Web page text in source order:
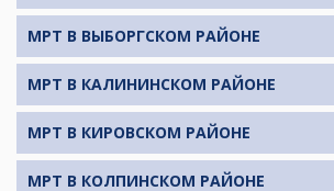
МРТ В ВЫБОРГСКОМ РАЙОНЕ
МРТ В КАЛИНИНСКОМ РАЙОНЕ
МРТ В КИРОВСКОМ РАЙОНЕ
МРТ В КОЛПИНСКОМ РАЙОНЕ